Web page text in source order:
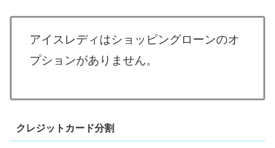
アイスレディはショッピングローンのオ
プションがありません。
クレジットカード分割